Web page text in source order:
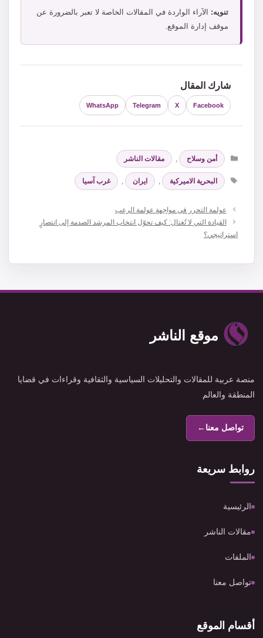
تنويه: الآراء الواردة في المقالات الخاصة لا تعبر بالضرورة عن
موقف إدارة الموقع.
شارك المقال
Facebook
X
Telegram
WhatsApp
التصنيفات
أمن وسلاح
مقالات الناشر
الوسوم
البحرية الاميركية ايران غرب آسيا
عولمة التحرر في مواجهة عولمة الرعب
القيادة التي لا تُغتال: كيف تحوّل انتخاب المرشد الصدمة إلى انتصارٍ
استراتيجي؟
موقع الناشر
منصة عربية للمقالات والتحليلات السياسية والثقافية وقراءات في قضايا
المنطقة والعالم
تواصل معنا←
روابط سريعة
الرئيسية
مقالات الناشر
الملفات
تواصل معنا
أقسام الموقع